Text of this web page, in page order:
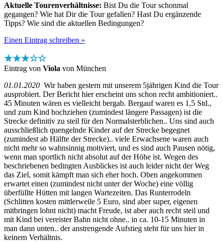
Aktuelle Tourenverhältnisse: Bist Du die Tour schonmal
gegangen? Wie hat Dir die Tour gefallen? Hast Du ergänzende
Tipps? Wie sind die aktuellen Bedingungen?
Einen Eintrag schreiben »
★★★☆☆
Eintrag von Viola von München
01.01.2020 Wir haben gestern mit unserem 5jährigen Kind die Tour
ausprobiert. Der Bericht hier erscheint uns schon recht ambitioniert..
45 Minuten wären es vielleicht bergab. Bergauf waren es 1,5 Std.,
und zum Kind hochziehen (zumindest längere Passagen) ist die
Strecke definitiv zu steil für den Normalsterblichen.. Uns sind auch
ausschließlich quengelnde Kinder auf der Strecke begegnet
(zumindest ab Hälfte der Strecke).. viele Erwachsene waren auch
nicht mehr so wahnsinnig motiviert, und es sind auch Pausen nötig,
wenn man sportlich nicht absolut auf der Höhe ist. Wegen des
beschriebenen bedingten Ausblickes ist auch leider nicht der Weg
das Ziel, somit kämpft man sich eher hoch. Oben angekommen
erwartet einen (zumindest nicht unter der Woche) eine völlig
überfüllte Hütten mit langen Wartezeiten. Das Runterrodeln
(Schlitten kosten mittlerweile 5 Euro, sind aber super, eigenen
mitbringen lohnt nicht) macht Freude, ist aber auch recht steil und
mit Kind bei vereister Bahn nicht ohne.. in ca. 10-15 Minuten in
man dann unten.. der anstrengende Aufstieg steht für uns hier in
keinem Verhältnis.